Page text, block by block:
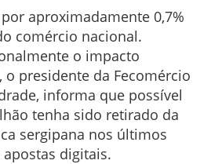
aproximadamente 0,7%
comércio nacional.
o impacto
o presidente da Fecomércio
informa que possível
tenha sido retirado da
sergipana nos últimos
digitais.